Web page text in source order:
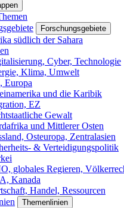
Forschungsgebiete
südlich der Sahara
Cyber, Technologie
Klima, Umwelt
Europa
und die Karibik
EZ
Gewalt
und Mittlerer Osten
Osteuropa, Zentralasien
& Verteidigungspolitik
globales Regieren,
Kanada
Handel, Ressourcen
Themenlinien